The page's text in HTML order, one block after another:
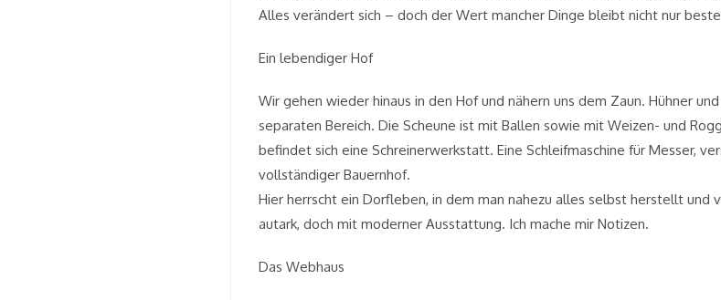
Alles verändert sich – doch der Wert mancher Dinge bleibt nicht nur
Ein lebendiger Hof
Wir gehen wieder hinaus in den Hof und nähern uns dem Zaun. Hühner
separaten Bereich. Die Scheune ist mit Ballen sowie mit Weizen- und
befindet sich eine Schreinerwerkstatt. Eine Schleifmaschine für Messer,
vollständiger Bauernhof.
Hier herrscht ein Dorfleben, in dem man nahezu alles selbst herstellt
autark, doch mit moderner Ausstattung. Ich mache mir Notizen.
Das Webhaus